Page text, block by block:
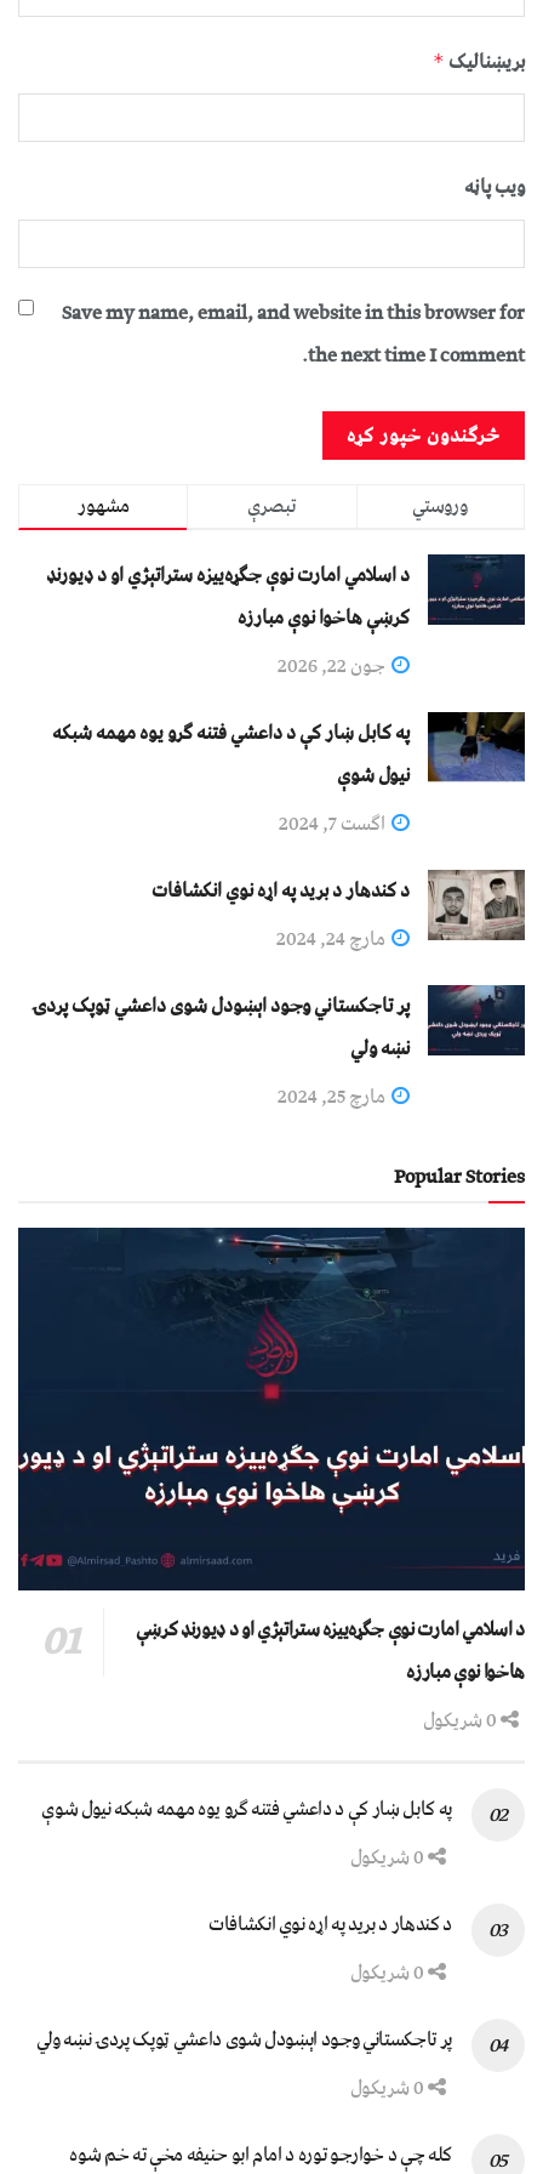
بریښنالیک *
ویب پاڼه
Save my name, email, and website in this browser for
the next time I comment.
مشهور تبصرې
وروستي
د اسلامي امارت نوې جګړه‌ییزه ستراتېژي او د ډیورنډ
کرښې هاخوا نوې مبارزه
جون 22, 2026
په کابل ښار کې د داعشي فتنه ګرو يوه مهمه شبکه
نيول شوې
اگست 7, 2024
د کندهار د برید په اړه نوي انکشافات
مارچ 24, 2024
پر تاجکستاني وجود اېښودل شوی داعشي ټوپک پردۍ
نښه ولي
مارچ 25, 2024
Popular Stories
د اسلامي امارت نوې جګړه‌ییزه ستراتېژي او د ډیورنډ کرښې
هاخوا نوې مبارزه
په کابل ښار کې د داعشي فتنه ګرو يوه مهمه شبکه نيول شوې
د کندهار د برید په اړه نوي انکشافات
پر تاجکستاني وجود اېښودل شوی داعشي ټوپک پردۍ نښه ولي
کله چې د خوارجو توره د امام ابو حنیفه مخې ته خم شوه